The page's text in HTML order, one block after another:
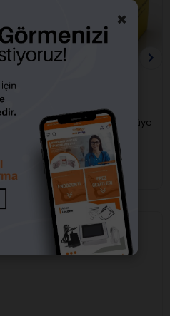
İğnesi 30 g x 25 MM
Fiyatları görebilmek için üye
girişi yapmalısınız.
×